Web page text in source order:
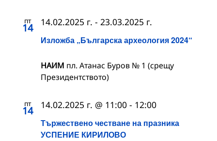
пт
14
Изложба „Българска археология 2024“
14.02.2025 г. - 23.03.2025 г.
НАИМ пл. Атанас Буров № 1 (срещу
Президентството)
пт
14
Тържествено честване на празника
УСПЕНИЕ КИРИЛОВО
14.02.2025 г. @ 11:00 - 12:00